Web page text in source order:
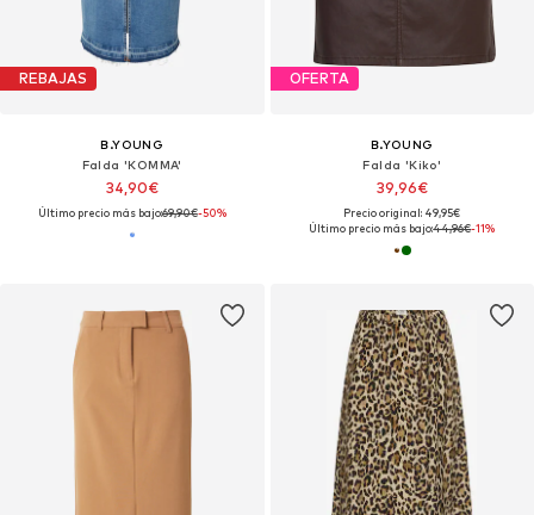
REBAJAS
B.YOUNG
Falda 'KOMMA'
34,90€
Último precio más bajo:69,90€-50%
OFERTA
B.YOUNG
Falda 'Kiko'
39,96€
Precio original: 49,95€
Último precio más bajo:44,96€-11%